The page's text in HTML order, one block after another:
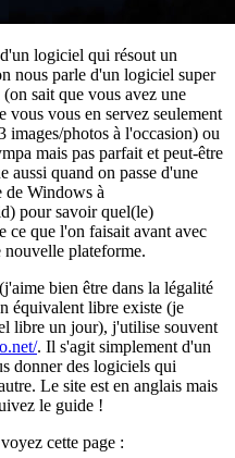
logiciel qui résout un
nous parle d'un logiciel super
sait que vous avez une
vous vous en servez seulement
images/photos à l'occasion) ou
mais pas parfait et peut-être
aussi quand on passe d'une
de Windows à
pour savoir quel(le)
que l'on faisait avant avec
plateforme.
bien être dans la légalité
équivalent libre existe (je
libre un jour), j'utilise souvent
. Il s'agit simplement d'un
donner des logiciels qui
Le site est en anglais mais
le guide !
cette page :